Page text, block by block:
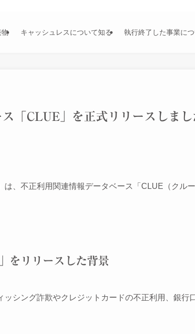
物 キャッシュレスについて知る 執行終了した事業に
「CLUE」を正式リリースしまし
、不正利用関連情報データベース「CLUE（クル
をリリースした背景
シング詐欺やクレジットカードの不正利用、銀行